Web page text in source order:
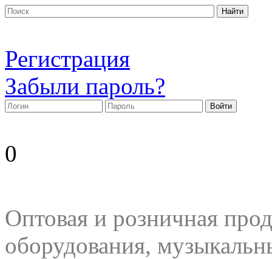
Регистрация
Забыли пароль?
0
Оптовая и розничная
оборудования,